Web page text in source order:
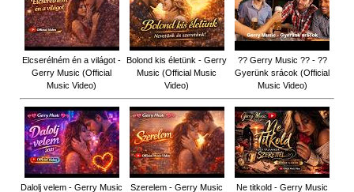
Elcserélném én a világot -
Gerry Music (Official
Music Video)
Bolond kis életünk - Gerry
Music (Official Music
Video)
?? Gerry Music ?? - ??
Gyerünk srácok (Official
Music Video)
Dalolj velem - Gerry Music
Szerelem - Gerry Music
Ne titkold - Gerry Music